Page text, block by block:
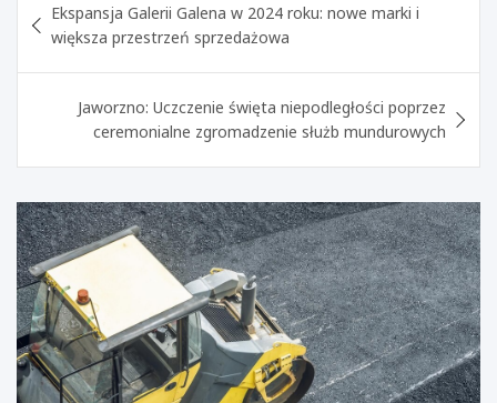
wpisu
Ekspansja Galerii Galena w 2024 roku: nowe marki i
większa przestrzeń sprzedażowa
Jaworzno: Uczczenie święta niepodległości poprzez
ceremonialne zgromadzenie służb mundurowych